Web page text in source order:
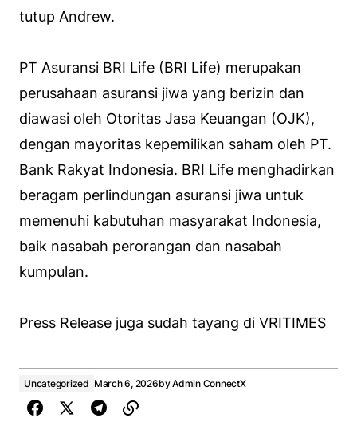
tutup Andrew.
PT Asuransi BRI Life (BRI Life) merupakan
perusahaan asuransi jiwa yang berizin dan
diawasi oleh Otoritas Jasa Keuangan (OJK),
dengan mayoritas kepemilikan saham oleh PT.
Bank Rakyat Indonesia. BRI Life menghadirkan
beragam perlindungan asuransi jiwa untuk
memenuhi kabutuhan masyarakat Indonesia,
baik nasabah perorangan dan nasabah
kumpulan.
Press Release juga sudah tayang di VRITIMES
Uncategorized March 6, 2026byAdmin ConnectX